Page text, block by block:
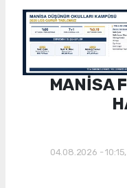
MANİSA
04.08.2026 -